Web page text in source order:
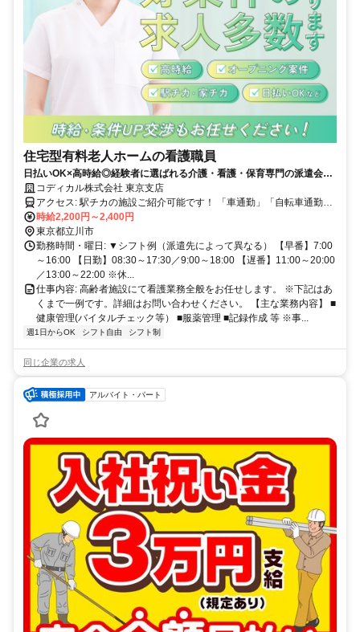
住宅型有料老人ホームの看護職員
日払いOK×高時給◎経験者に選ばれる介護・看護・保育専門の派遣会
社！無理なく働ける♪
コディカル株式会社 東京支店
アクセス: 駅チカの施設ご紹介可能です！ 「車通勤」「自転車通勤」
もご相談ください。
時給2,200円～2,400円
東京都立川市
勤務時間・曜日: ▼シフト例（派遣先によって異なる） 【早番】7:00
～16:00 【日勤】08:30～17:30／9:00～18:00 【遅番】11:00～20:00
／13:00～22:00 ※休...
仕事内容: 高齢者施設にて看護業務全般をお任せします。 ※下記はあ
くまで一例です。詳細はお問い合わせください。 【主な業務内容】 ■
健康管理(バイタルチェック等） ■服薬管理 ■記録作成 等 ※事...
週1日からOK シフト自由 シフト制
同じ企業の求人
アルバイト・パート